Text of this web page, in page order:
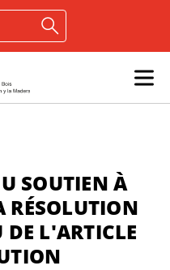
SOUTIEN À
RÉSOLUTION
DE L'ARTICLE